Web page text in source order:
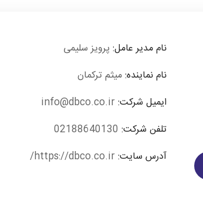
نام مدیر عامل: پرویز سلیمی
نام نماینده:میثم ترکمان
ایمیل شرکت:info@dbco.co.ir
تلفن شرکت: 02188640130
آدرس سایت:https://dbco.co.ir/